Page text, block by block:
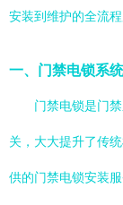
安装到维护的全流
一、门禁电锁系
门禁电锁是门
关，大大提升了传
供的门禁电锁安装服